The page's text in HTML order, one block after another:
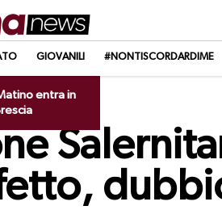
GIOVANILI #NONTISCORDARDIME
entra in